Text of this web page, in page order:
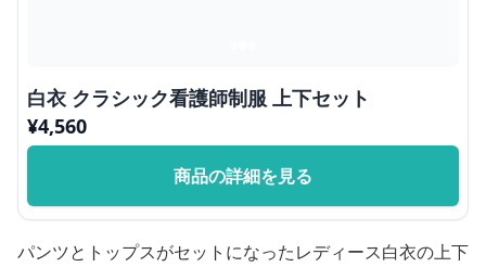
白衣 クラシック看護師制服 上下セット
¥4,560
商品の詳細を見る
パンツとトップスがセットになったレディース白衣の上下